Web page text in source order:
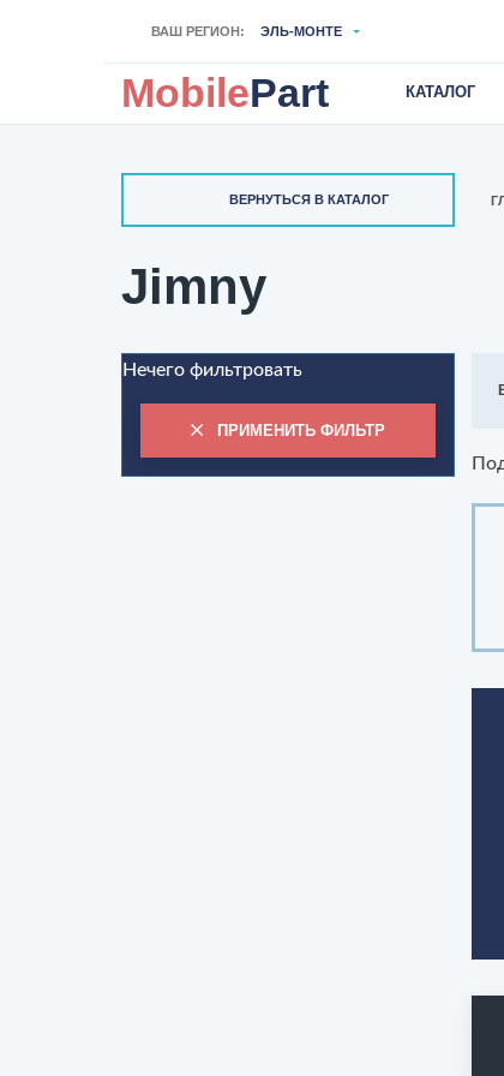
ВАШ РЕГИОН: ЭЛЬ-МОНТЕ
MobilePart КАТАЛОГ
ВЕРНУТЬСЯ В КАТАЛОГ
Jimny
Нечего фильтровать
ПРИМЕНИТЬ ФИЛЬТР